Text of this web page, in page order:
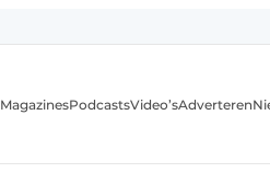
MagazinesPodcastsVideo’sAdverteren